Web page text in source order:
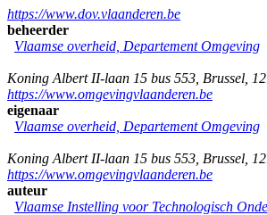
https://www.dov.vlaanderen.be
beheerder
Vlaamse overheid, Departement Omgeving
Koning Albert II-laan 15 bus 553 Brussel
https://www.omgevingvlaanderen.be
eigenaar
Vlaamse overheid, Departement Omgeving
Koning Albert II-laan 15 bus 553 Brussel
https://www.omgevingvlaanderen.be
auteur
Vlaamse Instelling voor Technologisch